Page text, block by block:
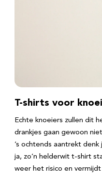
T-shirts voor
Echte knoeiers zullen dit
drankjes gaan gewoon
’s ochtends aantrekt
ja, zo’n helderwit t-shirt
weer het risico en